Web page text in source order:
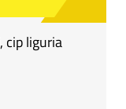
, cip liguria